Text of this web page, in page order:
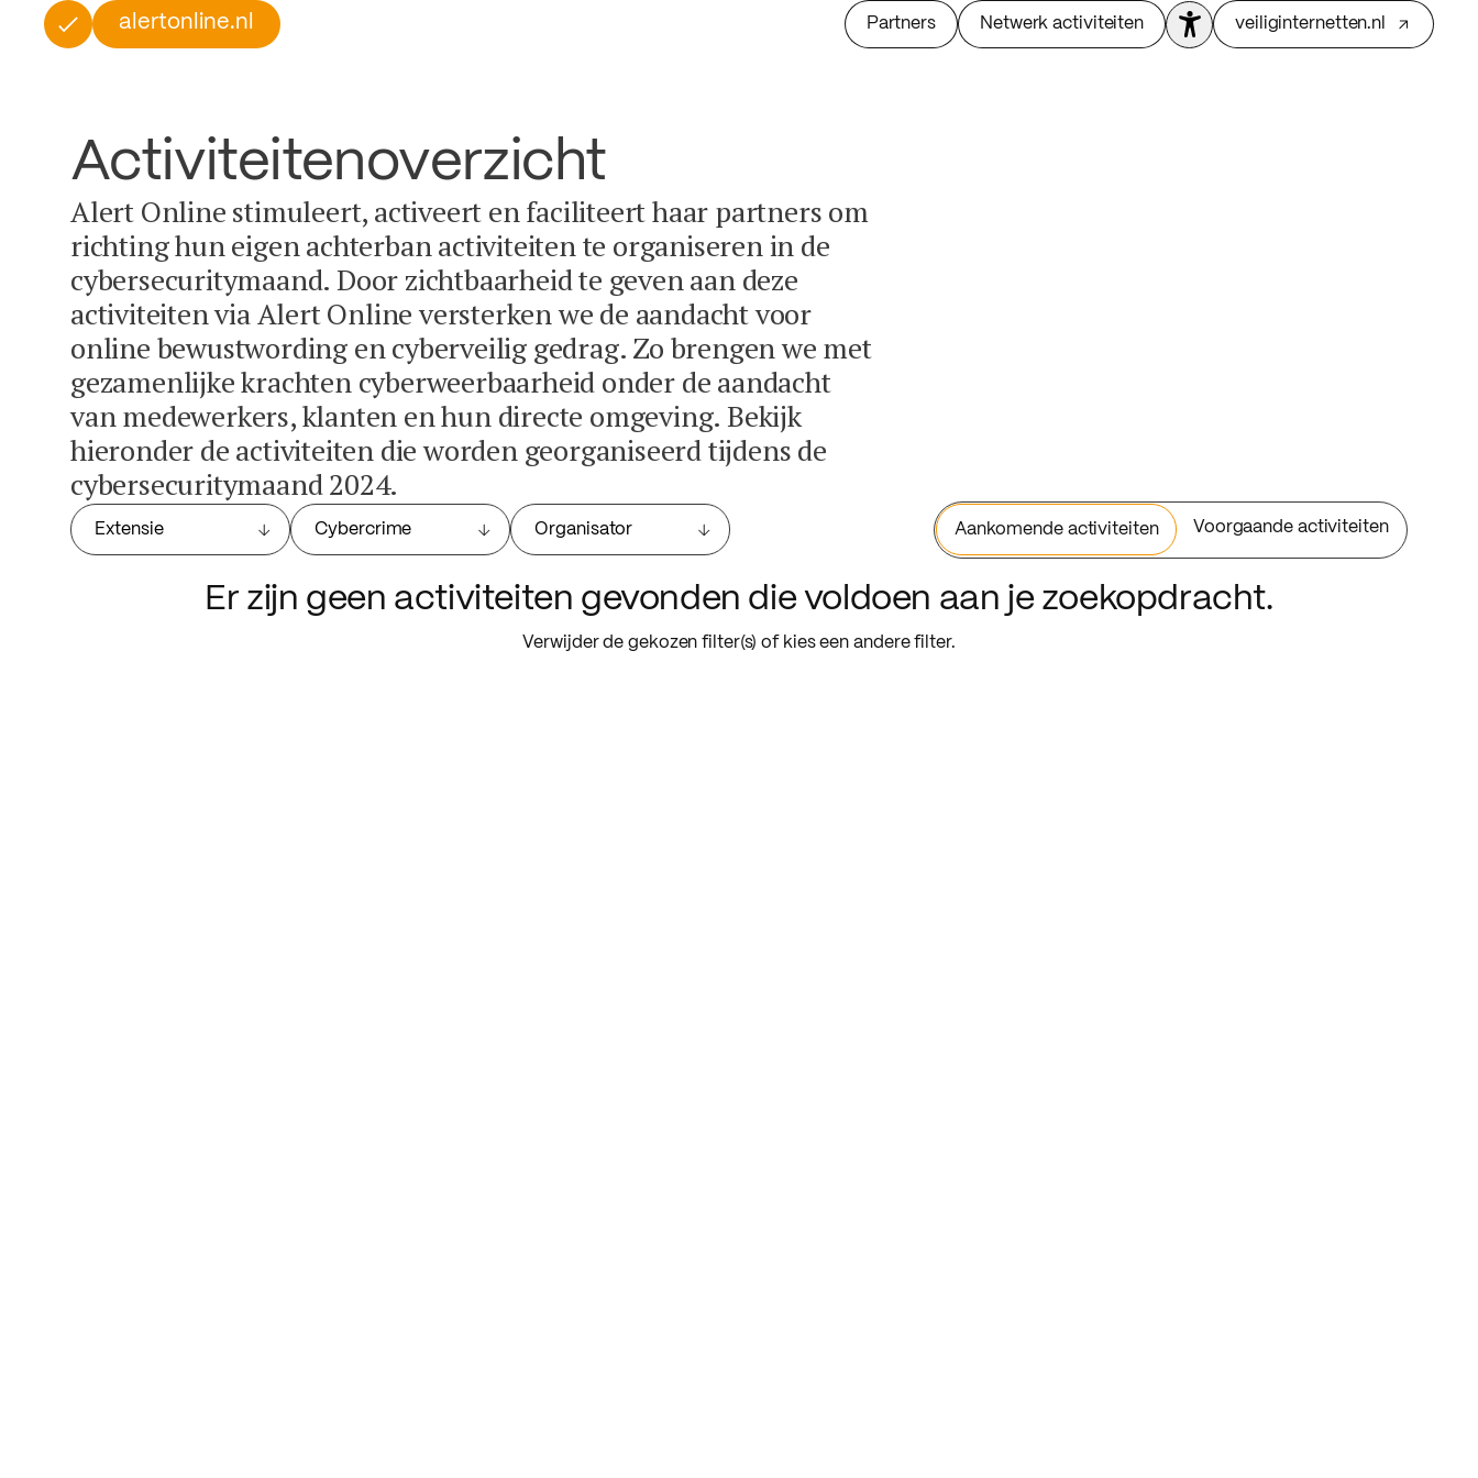
alertonline.nl Partners Netwerk activiteiten veiliginternetten.nl
Activiteitenoverzicht
Alert Online stimuleert, activeert en faciliteert haar partners om
richting hun eigen achterban activiteiten te organiseren in de
cybersecuritymaand. Door zichtbaarheid te geven aan deze
activiteiten via Alert Online versterken we de aandacht voor
online bewustwording en cyberveilig gedrag. Zo brengen we met
gezamenlijke krachten cyberweerbaarheid onder de aandacht
van medewerkers, klanten en hun directe omgeving. Bekijk
hieronder de activiteiten die worden georganiseerd tijdens de
cybersecuritymaand 2024.
Extensie Cybercrime Organisator Aankomende activiteiten Voorgaande activiteiten
Er zijn geen activiteiten gevonden die voldoen aan je zoekopdracht.
Verwijder de gekozen filter(s) of kies een andere filter.